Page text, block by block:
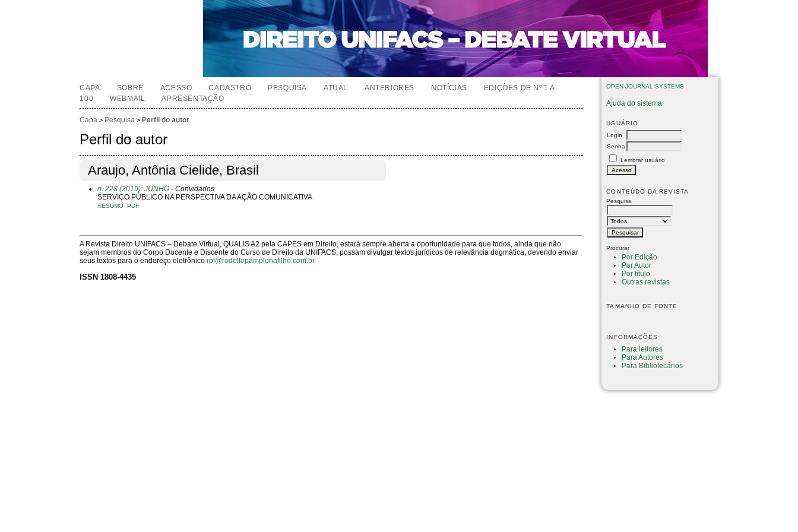
OPEN JOURNAL SYSTEMS
Ajuda do sistema
USUÁRIO
Login
Senha
Lembrar usuário
CONTEÚDO DA REVISTA
Pesquisa
Procurar
Por Edição
Por Autor
Por título
Outras revistas
TAMANHO DE FONTE
INFORMAÇÕES
Para leitores
Para Autores
Para Bibliotecários
CAPA SOBRE ACESSO CADASTRO PESQUISA ATUAL ANTERIORES NOTÍCIAS
EDIÇÕES DE Nº 1 A
100
WEBMAIL APRESENTAÇÃO
Capa > Pesquisa > Perfil do autor
Perfil do autor
Araujo, Antônia Cielide, Brasil
n. 228 (2019): JUNHO - Convidados
SERVIÇO PÚBLICO NA PERSPECTIVA DA AÇÃO COMUNICATIVA
RESUMO PDF
A Revista Direito UNIFACS – Debate Virtual, QUALIS A2 pela CAPES em Direito, estará sempre aberta a oportunidade para que todos, ainda que não
sejam membros do Corpo Docente e Discente do Curso de Direito da UNIFACS, possam divulgar textos jurídicos de relevância dogmática, devendo enviar
seus textos para o endereço eletrônicorpf@rodolfopamplonafilho.com.br
ISSN 1808-4435